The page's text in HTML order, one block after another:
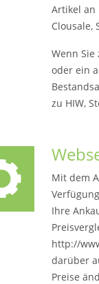
Artikel an
Clousale,
Wenn
oder ein
zu HIW,
Mit dem
Ihre
http://
darüber
Preise